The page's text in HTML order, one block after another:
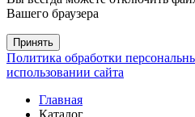
Вашего браузера
Принять
Политика обработки
использовании сайта
Главная